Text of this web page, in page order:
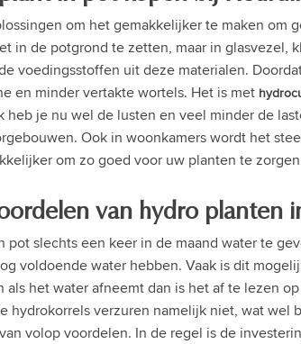
om het gemakkelijker te maken om
in de potgrond te zetten, maar in glasvezel,
voedingsstoffen uit deze materialen.
en minder vertakte wortels. Het is met
je nu wel de lusten en veel minder de
Ook in woonkamers wordt het
om zo goed voor uw planten te
van hydro planten
slechts een keer in de maand water te
voldoende water hebben. Vaak is dit
het water afneemt dan is het af te lezen
hydrokorrels verzuren namelijk niet, wat wel
volop voordelen. In de regel is de